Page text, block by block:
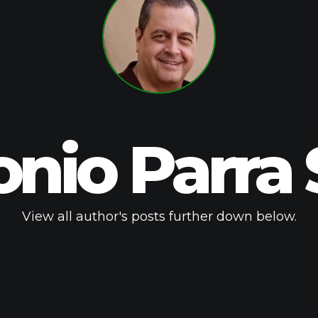
Parra
View all author's posts further down below.